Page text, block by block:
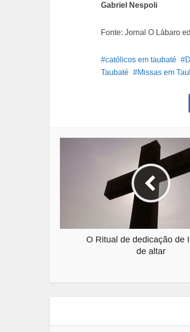
Gabriel Nespoli
Fonte: Jornal O Lábaro
católicos em taubaté
Taubaté
Missas em
O Ritual de dedicação de
de altar